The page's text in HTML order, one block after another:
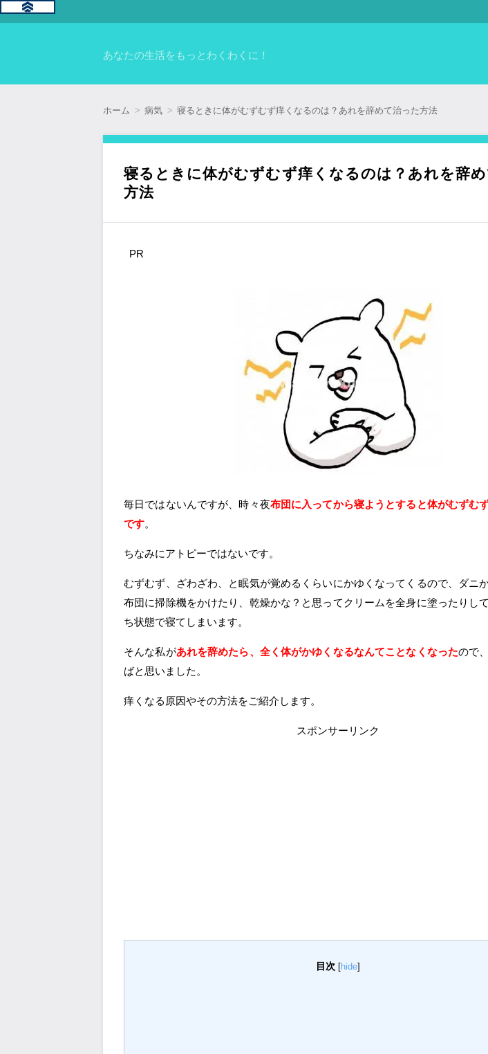
あなたの生活をもっとわくわくに！
ホーム 病気 寝るときに体がむずむず痒くなるのは？あれを辞めて治った方法
寝るときに体がむずむず痒くなるのは？あれを辞
方法
PR
毎日ではないんですが、時々夜布団に入ってから寝ようとすると体がむずむ
です。
ちなみにアトピーではないです。
むずむず、ざわざわ、と眠気が覚めるくらいにかゆくなってくるので、ダニか
布団に掃除機をかけたり、乾燥かな？と思ってクリームを全身に塗ったりし
ち状態で寝てしまいます。
そんな私があれを辞めたら、全く体がかゆくなるなんてことなくなったので
ばと思いました。
痒くなる原因やその方法をご紹介します。
スポンサーリンク
目次 [hide]